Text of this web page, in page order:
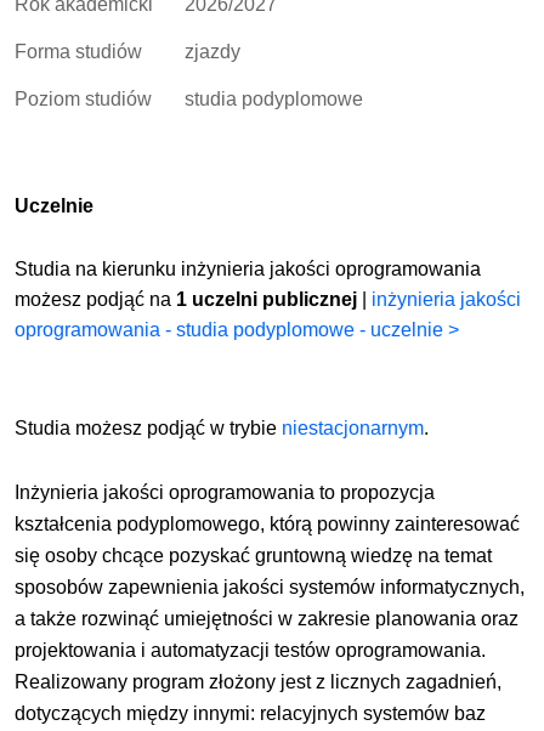
Rok akademicki 2026/2027
Forma studiów zjazdy
Poziom studiów studia podyplomowe
Uczelnie
Studia na kierunku inżynieria jakości oprogramowania
możesz podjąć na 1 uczelni publicznej
inżynieria jakości
oprogramowania - studia podyplomowe - uczelnie >
Studia możesz podjąć w trybie niestacjonarnym.
Inżynieria jakości oprogramowania to propozycja
kształcenia podyplomowego, którą powinny zainteresować
się osoby chcące pozyskać gruntowną wiedzę na temat
sposobów zapewnienia jakości systemów informatycznych,
a także rozwinąć umiejętności w zakresie planowania oraz
projektowania i automatyzacji testów oprogramowania.
Realizowany program złożony jest z licznych zagadnień,
dotyczących między innymi: relacyjnych systemów baz